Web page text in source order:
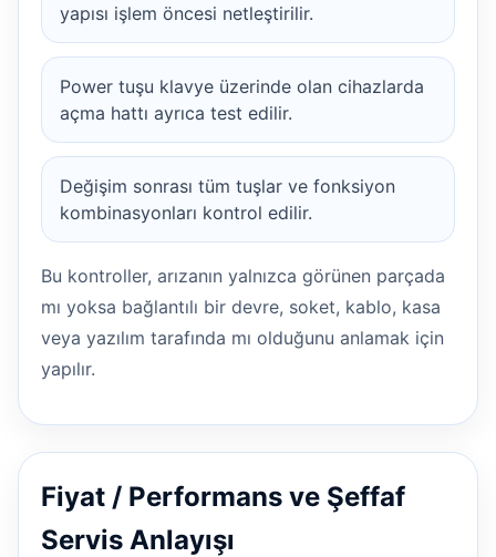
yapısı işlem öncesi netleştirilir.
Power tuşu klavye üzerinde olan cihazlarda
açma hattı ayrıca test edilir.
Değişim sonrası tüm tuşlar ve fonksiyon
kombinasyonları kontrol edilir.
Bu kontroller, arızanın yalnızca görünen parçada
mı yoksa bağlantılı bir devre, soket, kablo, kasa
veya yazılım tarafında mı olduğunu anlamak için
yapılır.
Fiyat / Performans ve Şeffaf
Servis Anlayışı